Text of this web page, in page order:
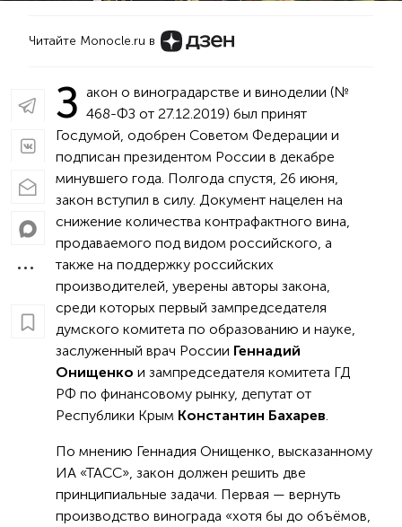
Читайте Monocle.ru в
З акон о виноградарстве и виноделии (№
468-ФЗ от 27.12.2019) был принят
Госдумой, одобрен Советом Федерации и
подписан президентом России в декабре
минувшего года. Полгода спустя, 26 июня,
закон вступил в силу. Документ нацелен на
снижение количества контрафактного вина,
продаваемого под видом российского, а
также на поддержку российских
производителей, уверены авторы закона,
среди которых первый зампредседателя
думского комитета по образованию и науке,
заслуженный врач России Геннадий
Онищенко и зампредседателя комитета ГД
РФ по финансовому рынку, депутат от
Республики Крым Константин Бахарев
По мнению Геннадия Онищенко, высказанному
ИА «ТАСС», закон должен решить две
принципиальные задачи. Первая — вернуть
производство винограда «хотя бы до объёмов,